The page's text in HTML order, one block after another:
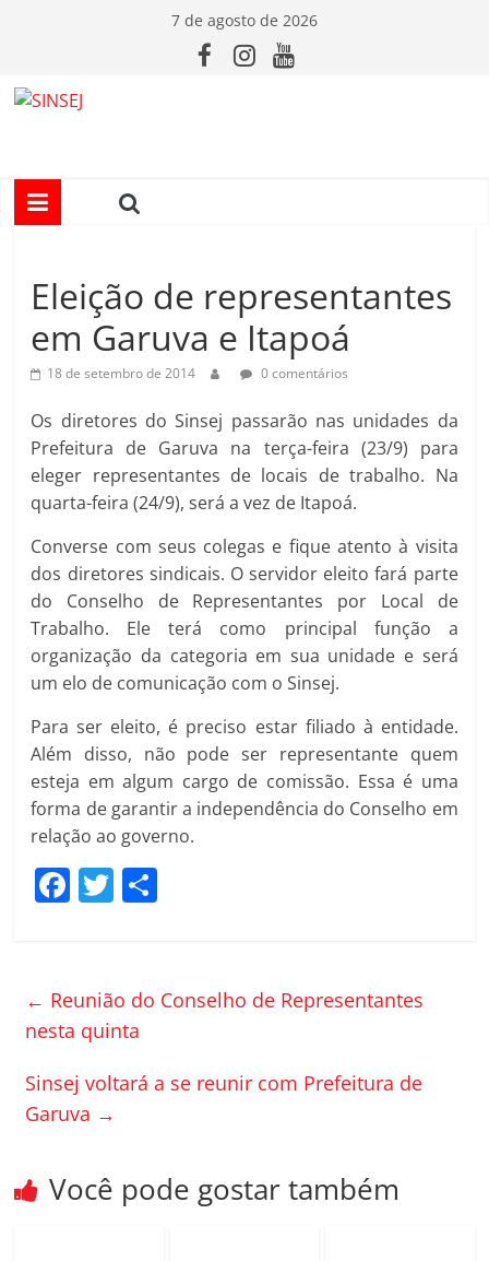
conteúdo
7 de agosto de 2026
I
S
E
Eleição de representantes
em Garuva e Itapoá
18 de setembro de 2014 0 comentários
Os diretores do Sinsej passarão nas unidades da
Prefeitura de Garuva na terça-feira (23/9) para
eleger representantes de locais de trabalho. Na
quarta-feira (24/9), será a vez de Itapoá.
Converse com seus colegas e fique atento à visita
dos diretores sindicais. O servidor eleito fará parte
do Conselho de Representantes por Local de
Trabalho. Ele terá como principal função a
organização da categoria em sua unidade e será
um elo de comunicação com o Sinsej.
Para ser eleito, é preciso estar filiado à entidade.
Além disso, não pode ser representante quem
esteja em algum cargo de comissão. Essa é uma
forma de garantir a independência do Conselho em
relação ao governo.
F
e
b
o
k
T
er p
h
← Reunião do Conselho de Representantes
nesta quinta
Sinsej voltará a se reunir com Prefeitura de
Garuva →
Você pode gostar também